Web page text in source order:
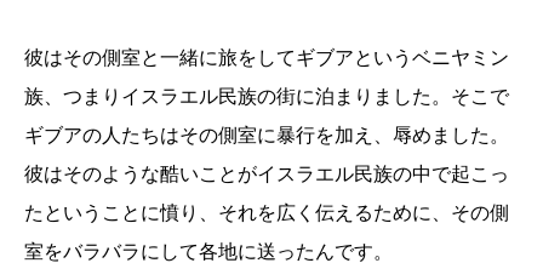
彼はその側室と一緒に旅をしてギブアというベニヤミン
族、つまりイスラエル民族の街に泊まりました。そこで
ギブアの人たちはその側室に暴行を加え、辱めました。
彼はそのような酷いことがイスラエル民族の中で起こっ
たということに憤り、それを広く伝えるために、その側
室をバラバラにして各地に送ったんです。